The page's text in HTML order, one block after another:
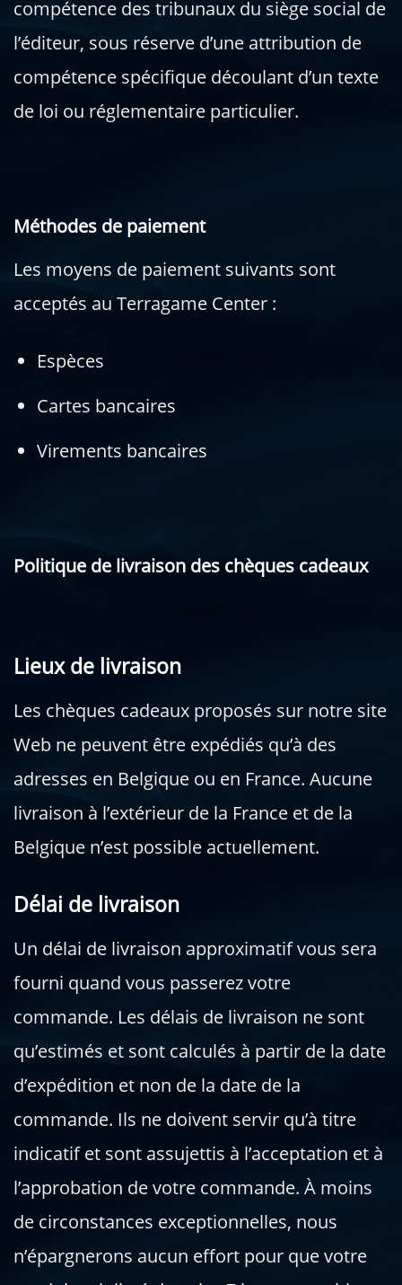
compétence des tribunaux du siège social de
l’éditeur, sous réserve d’une attribution de
compétence spécifique découlant d’un texte
de loi ou réglementaire particulier.
Méthodes de paiement
Les moyens de paiement suivants sont
acceptés au Terragame Center :
Espèces
Cartes bancaires
Virements bancaires
Politique de livraison des chèques cadeaux
Lieux de livraison
Les chèques cadeaux proposés sur notre site
Web ne peuvent être expédiés qu’à des
adresses en Belgique ou en France. Aucune
livraison à l’extérieur de la France et de la
Belgique n’est possible actuellement.
Délai de livraison
Un délai de livraison approximatif vous sera
fourni quand vous passerez votre
commande. Les délais de livraison ne sont
qu’estimés et sont calculés à partir de la date
d’expédition et non de la date de la
commande. Ils ne doivent servir qu’à titre
indicatif et sont assujettis à l’acceptation et à
l’approbation de votre commande. À moins
de circonstances exceptionnelles, nous
n’épargnerons aucun effort pour que votre